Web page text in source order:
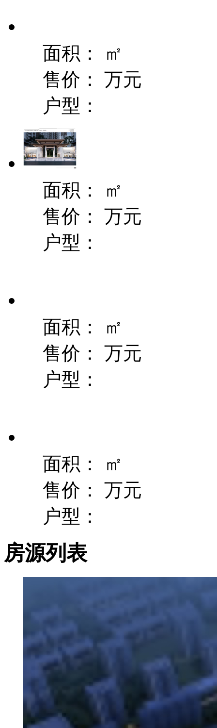
面积：
㎡
售价： 万元
户型：
面积：
㎡
售价： 万元
户型：
面积：
㎡
售价： 万元
户型：
面积：
㎡
售价： 万元
户型：
房源列表